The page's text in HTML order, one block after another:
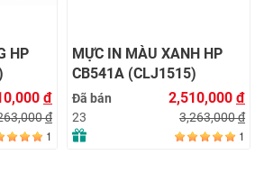
HP
đ
đ
1
MỰC IN MÀU XANH HP
CB541A (CLJ1515)
Đã bán
23
2,510,000 đ
3,263,000đ
1